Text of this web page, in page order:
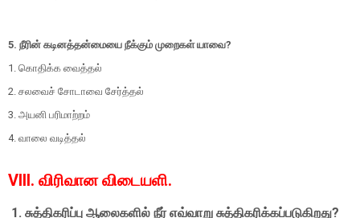
5. நீரின் கடினத்தன்மையை நீக்கும் முறைகள் யாவை?
1. கொதிக்க வைத்தல்
2. சலவைச் சோடாவை சேர்த்தல்
3. அயனி பரிமாற்றம்
4. வாலை வடித்தல்
VIII. விரிவான விடையளி.
1. சுத்திகரிப்பு ஆலைகளில் நீர் எவ்வாறு சுத்திகரிக்கப்படுகிறது?